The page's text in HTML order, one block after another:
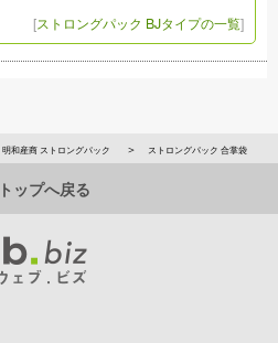
[ストロングパック BJタイプの一覧]
明和産商 ストロングパック ストロングパック 合掌袋
トップへ戻る